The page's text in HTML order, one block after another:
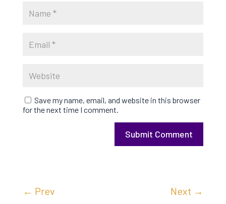
Save my name, email, and website in this browser
for the next time I comment.
Submit Comment
← Prev Next →